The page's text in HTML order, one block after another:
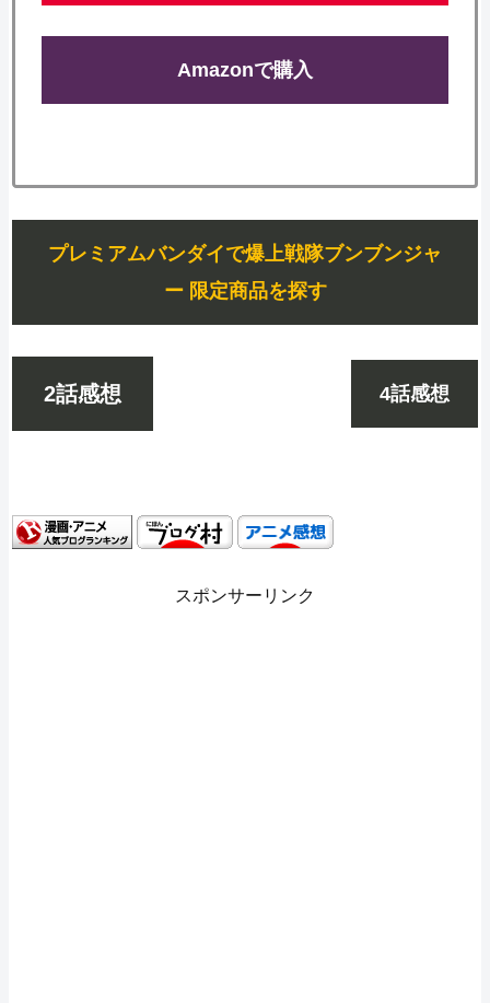
Amazonで購入
プレミアムバンダイで爆上戦隊ブンブンジャ
ー 限定商品を探す
2話感想 4話感想
スポンサーリンク